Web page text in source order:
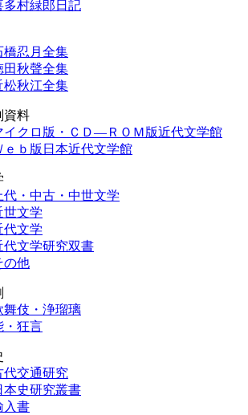
多村緑郎日記
橋忍月全集
田秋聲全集
松秋江全集
資料
イクロ版・ＣＤ―ＲＯＭ版近代文学館
ｅｂ版日本近代文学館
代・中古・中世文学
世文学
代文学
代文学研究双書
の他
舞伎・浄瑠璃
・狂言
代交通研究
本史研究叢書
入書